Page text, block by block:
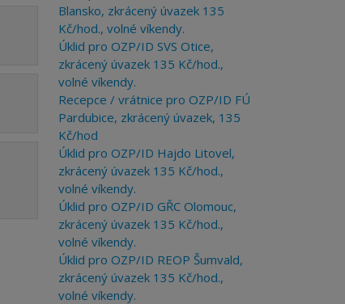
Blansko, zkrácený úvazek 135
Kč/hod., volné víkendy.
Úklid pro OZP/ID SVS Otice,
zkrácený úvazek 135 Kč/hod.,
volné víkendy.
Recepce / vrátnice pro OZP/ID FÚ
Pardubice, zkrácený úvazek, 135
Kč/hod
Úklid pro OZP/ID Hajdo Litovel,
zkrácený úvazek 135 Kč/hod.,
volné víkendy.
Úklid pro OZP/ID GŘC Olomouc,
zkrácený úvazek 135 Kč/hod.,
volné víkendy.
Úklid pro OZP/ID REOP Šumvald,
zkrácený úvazek 135 Kč/hod.,
volné víkendy.